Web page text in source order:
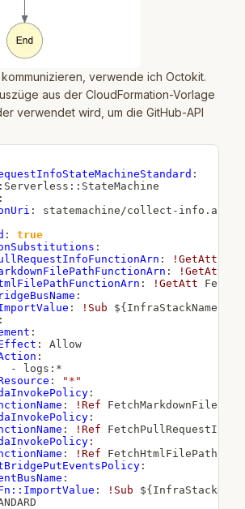
kommunizieren, verwende ich Octokit.
aus der CloudFormation-Vorlage
verwendet wird, um die GitHub-API
:
: Serverless : : StateMachine
:
: statemachine/collect -
:
true
:
: !GetAtt
: !GetAtt
: !GetAtt
:
: !Sub ${ InfraStackName
:
:
:
Allow
:
-
logs : *
:
"*"
:
: !Ref
:
: !Ref
:
: !Ref
:
:
: !Sub ${ InfraStackName